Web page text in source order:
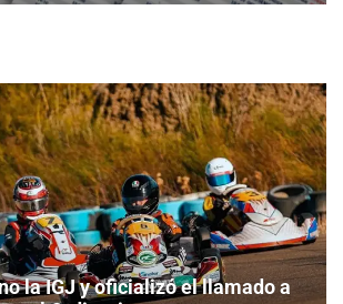
la IGJ y oficializó el llamado a